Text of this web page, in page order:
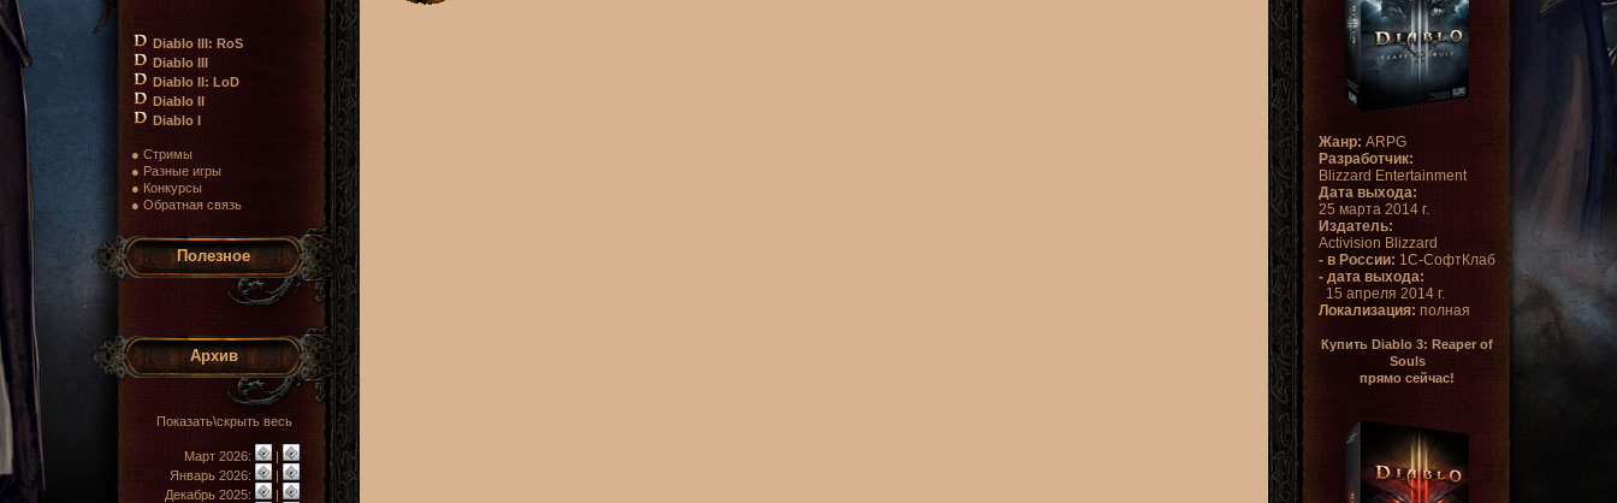
Diablo III: RoS
Diablo III
Diablo II: LoD
Diablo II
Diablo I
● Стримы
● Разные игры
● Конкурсы
● Обратная связь
Полезное
Архив
Показать\скрыть весь
Март 2026:
|
Январь 2026:
|
Декабрь 2025:
|
Жанр: ARPG
Разработчик:
Blizzard Entertainment
Дата выхода:
25 марта 2014 г.
Издатель:
Activision Blizzard
- в России: 1С-СофтКлаб
- дата выхода:
15 апреля 2014 г.
Локализация: полная
Купить Diablo 3: Reaper of
Souls
прямо сейчас!